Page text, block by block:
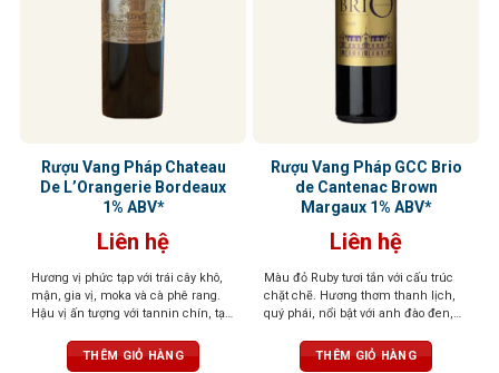
Rượu Vang Pháp Chateau
De L’Orangerie Bordeaux
1% ABV*
Liên hệ
Hương vị phức tạp với trái cây khô,
mận, gia vị, moka và cà phê rang.
Hậu vị ấn tượng với tannin chín, tạo
THÊM GIỎ HÀNG
Rượu Vang Pháp GCC Brio
de Cantenac Brown
Margaux 1% ABV*
Liên hệ
Màu đỏ Ruby tươi tắn với cấu trúc
chặt chẽ. Hương thơm thanh lịch,
quý phái, nổi bật với anh đào đen,
tannin mượt mà, kéo dài ở hậu vị
cùng dư vị ngọt thanh dễ chịu. Kết
THÊM GIỎ HÀNG